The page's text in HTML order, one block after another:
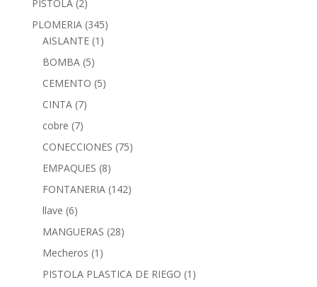
PISTOLA (2)
PLOMERIA (345)
AISLANTE (1)
BOMBA (5)
CEMENTO (5)
CINTA (7)
cobre (7)
CONECCIONES (75)
EMPAQUES (8)
FONTANERIA (142)
llave (6)
MANGUERAS (28)
Mecheros (1)
PISTOLA PLASTICA DE RIEGO (1)